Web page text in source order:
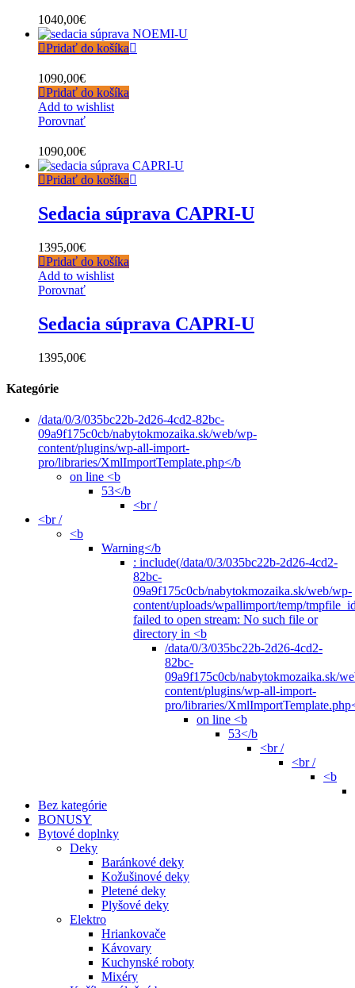
1040,00€
Pridať do košíka
1090,00€
Pridať do košíka
Add to wishlist
Porovnať
1090,00€
Pridať do košíka
Sedacia súprava CAPRI-U
1395,00€
Pridať do košíka
Add to wishlist
Porovnať
Sedacia súprava CAPRI-U
1395,00€
Kategórie
/data/0/3/035bc22b-2d26-4cd2-82bc-
09a9f175c0cb/nabytokmozaika.sk/web/wp-
content/plugins/wp-all-import-
pro/libraries/XmlImportTemplate.php</b
on line <b
53</b
<br /
<br /
<b
Warning</b
: include(/data/0/3/035bc22b-2d26-4cd2-
82bc-
09a9f175c0cb/nabytokmozaika.sk/web/wp-
content/uploads/wpallimport/temp/
failed to open stream: No such file or
directory in <b
/data/0/3/035bc22b-2d26-4cd2-
82bc-
09a9f175c0cb/nabytokmozaika.sk/
content/plugins/wp-all-import-
pro/libraries/
on line <b
53</b
<br /
<br /
<b
Bez kategórie
BONUSY
Bytové doplnky
Deky
Baránkové deky
Kožušinové deky
Pletené deky
Plyšové deky
Elektro
Hriankovače
Kávovary
Kuchynské roboty
Mixéry